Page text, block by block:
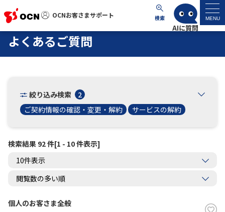
OCNお客さまサポート 検索 MENU
OCNお客さまサポート
サービス名から探す
工事・故障情報
よくあるご質問
絞り込み検索
2
ご契約情報の確認・変更・解約
サービスの解約
検索結果 92 件[1 - 10 件表示]
個人のお客さま全般